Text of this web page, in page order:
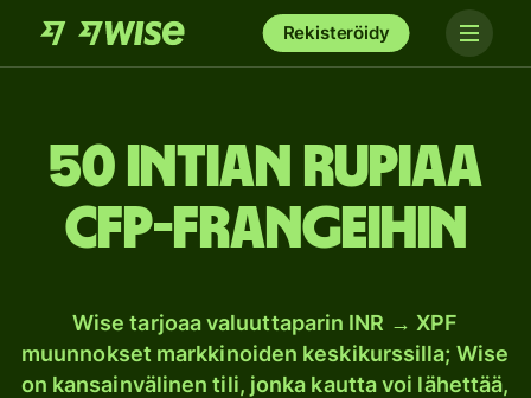
Rekisteröidy
50 Intian rupiaa
CFP-frangeihin
Wise tarjoaa valuuttaparin INR → XPF
muunnokset markkinoiden keskikurssilla; Wise
on kansainvälinen tili, jonka kautta voi lähettää,